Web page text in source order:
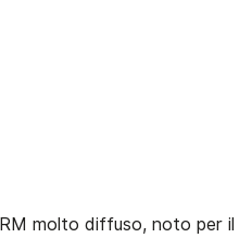
molto diffuso, noto per il